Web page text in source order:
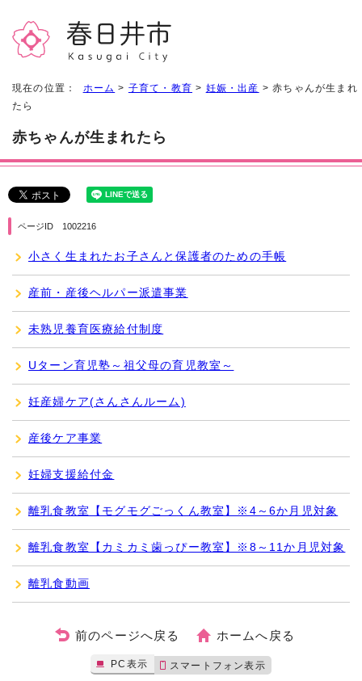
現在の位置： ホーム > 子育て・教育 > 妊娠・出産 > 赤ちゃんが生まれ
たら
赤ちゃんが生まれたら
ページID 1002216
小さく生まれたお子さんと保護者のための手帳
産前・産後ヘルパー派遣事業
未熟児養育医療給付制度
Uターン育児塾～祖父母の育児教室～
妊産婦ケア(さんさんルーム)
産後ケア事業
妊婦支援給付金
離乳食教室【モグモグごっくん教室】※4～6か月児対象
離乳食教室【カミカミ歯っぴー教室】※8～11か月児対象
離乳食動画
前のページへ戻る ホームへ戻る
PC表示 スマートフォン表示